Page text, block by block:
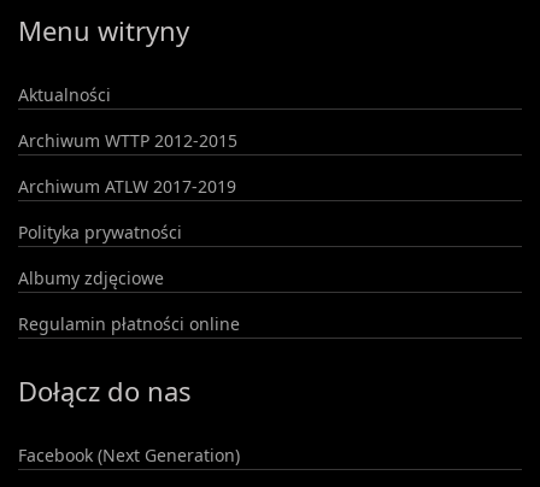
Menu witryny
Aktualności
Archiwum WTTP 2012-2015
Archiwum ATLW 2017-2019
Polityka prywatności
Albumy zdjęciowe
Regulamin płatności online
Dołącz do nas
Facebook (Next Generation)